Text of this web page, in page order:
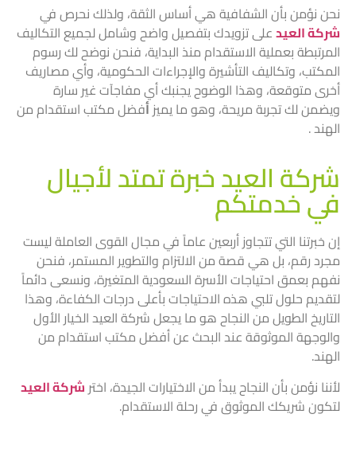
نحن نؤمن بأن الشفافية هي أساس الثقة، ولذلك نحرص في
شركة العيدعلى تزويدك بتفصيل واضح وشامل لجميع التكاليف
المرتبطة بعملية الاستقدام منذ البداية، فنحن نوضح لك رسوم
المكتب، وتكاليف التأشيرة والإجراءات الحكومية، وأي مصاريف
أخرى متوقعة، وهذا الوضوح يجنبك أي مفاجآت غير سارة
ويضمن لك تجربة مريحة، وهو ما يميزأفضل مكتب استقدام من
الهند.
شركة العيد خبرة تمتد لأجيال
في خدمتكم
إن خبرتنا التي تتجاوز أربعين عاماً في مجال القوى العاملة ليست
مجرد رقم، بل هي قصة من الالتزام والتطوير المستمر، فنحن
نفهم بعمق احتياجات الأسرة السعودية المتغيرة، ونسعى دائماً
لتقديم حلول تلبي هذه الاحتياجات بأعلى درجات الكفاءة، وهذا
التاريخ الطويل من النجاح هو ما يجعل شركة العيد الخيار الأول
والوجهة الموثوقة عند البحث عن أفضل مكتب استقدام من
الهند.
لأننا نؤمن بأن النجاح يبدأ من الاختيارات الجيدة، اخترشركة العيد
لتكون شريكك الموثوق في رحلة الاستقدام.